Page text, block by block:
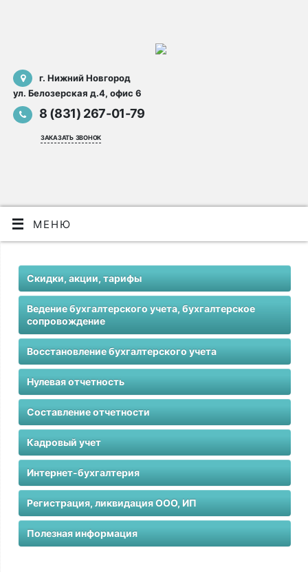
г. Нижний Новгород
ул. Белозерская д.4, офис 6
8 (831) 267-01-79
заказать звонок
МЕНЮ
Скидки, акции, тарифы
Ведение бухгалтерского учета, бухгалтерское
сопровождение
Восстановление бухгалтерского учета
Нулевая отчетность
Составление отчетности
Кадровый учет
Интернет-бухгалтерия
Регистрация, ликвидация ООО, ИП
Полезная информация